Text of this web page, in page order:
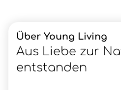
Über Young Living
Aus Liebe zur
entstanden